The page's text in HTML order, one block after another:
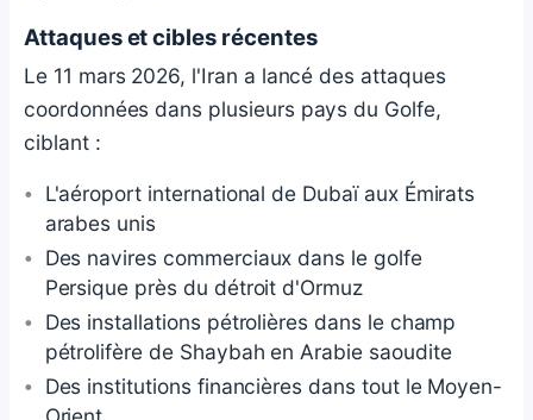
Attaques et cibles récentes
Le 11 mars 2026, l'Iran a lancé des attaques
coordonnées dans plusieurs pays du Golfe,
ciblant :
L'aéroport international de Dubaï aux Émirats
arabes unis
Des navires commerciaux dans le golfe
Persique près du détroit d'Ormuz
Des installations pétrolières dans le champ
pétrolifère de Shaybah en Arabie saoudite
Des institutions financières dans tout le Moyen-